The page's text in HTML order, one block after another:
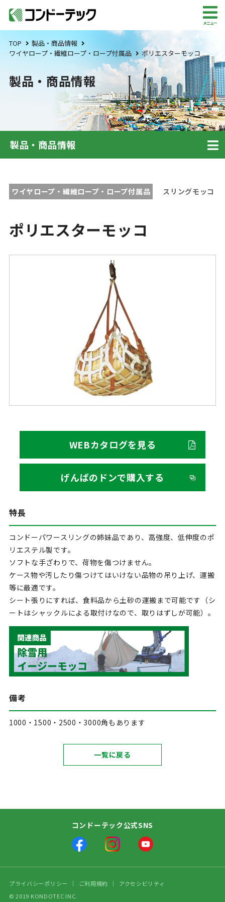
メニュー
TOP
製品・商品情報
ワイヤロープ・繊維ロープ・ロープ付属品
ポリエスターモッコ
製品・商品情報
製品・商品情報
ワイヤロープ・繊維ロープ・ロープ付属品 スリングモッコ
ポリエスターモッコ
WEBカタログを見る
げんばのドンで購入する
特長
コンドーパワースリングの姉妹品であり、高強度、低伸度のポ
リエステル製です。
ソフトな手ざわりで、荷物を傷つけません。
ケース物や汚したり傷つけてはいけない品物の吊り上げ、運搬
等に最適です。
シート張りにすれば、食料品から土砂の運搬まで可能です（シ
ートはシャックルによる取付けなので、取りはずしが可能）。
備考
1000・1500・2500・3000角もあります
一覧に戻る
コンドーテック公式SNS
プライバシーポリシー ご利用規約
アクセシビリティ
© 2019 KONDOTEC INC.